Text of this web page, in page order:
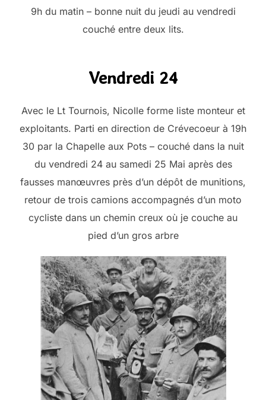
9h du matin – bonne nuit du jeudi au vendredi
couché entre deux lits.
Vendredi 24
Avec le Lt Tournois, Nicolle forme liste monteur et
exploitants. Parti en direction de Crévecoeur à 19h
30 par la Chapelle aux Pots – couché dans la nuit
du vendredi 24 au samedi 25 Mai après des
fausses manœuvres près d’un dépôt de munitions,
retour de trois camions accompagnés d’un moto
cycliste dans un chemin creux où je couche au
pied d’un gros arbre